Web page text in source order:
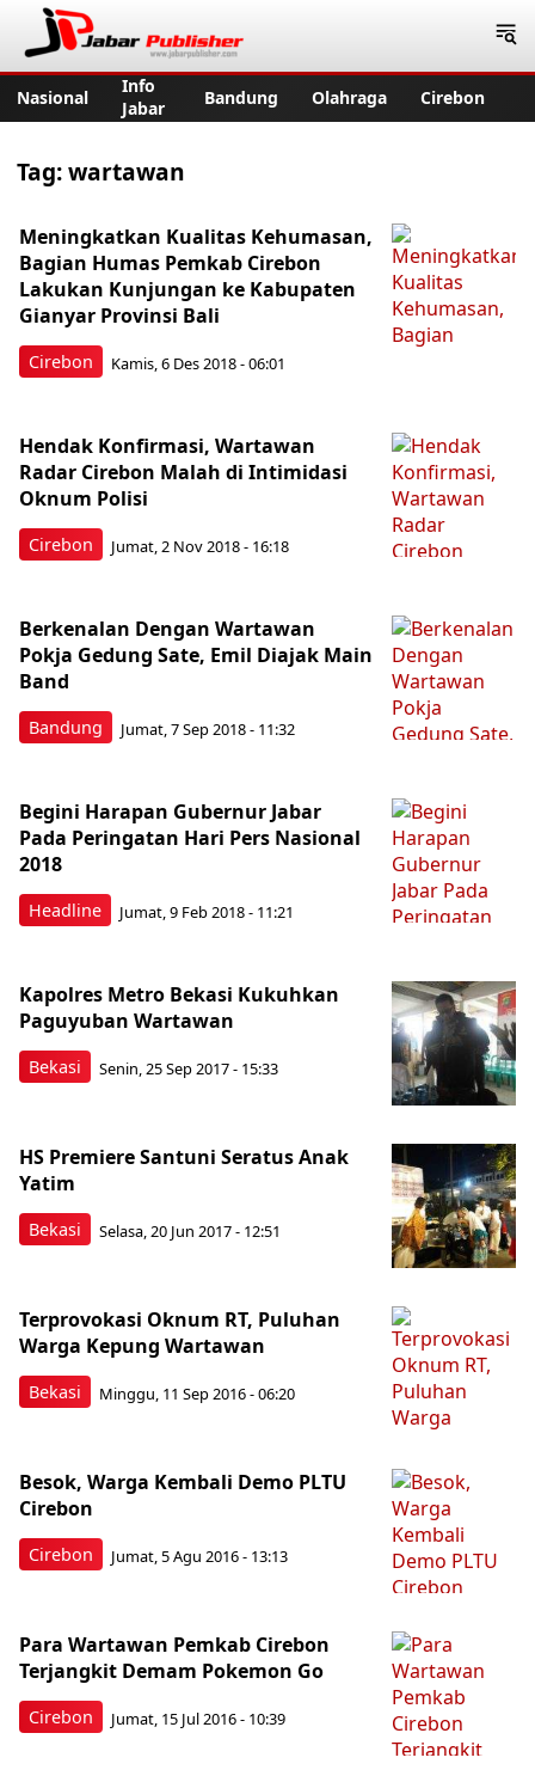
Nasional
Info
Jabar
Bandung Olahraga Cirebon
Tag:wartawan
Cirebon
Meningkatkan Kualitas Kehumasan,
Bagian Humas Pemkab Cirebon
Lakukan Kunjungan ke Kabupaten
Gianyar Provinsi Bali
Kamis, 6 Des 2018 - 06:01
Cirebon
Hendak Konfirmasi, Wartawan
Radar Cirebon Malah di Intimidasi
Oknum Polisi
Jumat, 2 Nov 2018 - 16:18
Bandung
Berkenalan Dengan Wartawan
Pokja Gedung Sate, Emil Diajak Main
Band
Jumat, 7 Sep 2018 - 11:32
Headline
Begini Harapan Gubernur Jabar
Pada Peringatan Hari Pers Nasional
2018
Jumat, 9 Feb 2018 - 11:21
Bekasi
Kapolres Metro Bekasi Kukuhkan
Paguyuban Wartawan
Senin, 25 Sep 2017 - 15:33
Bekasi
HS Premiere Santuni Seratus Anak
Yatim
Selasa, 20 Jun 2017 - 12:51
Bekasi
Terprovokasi Oknum RT, Puluhan
Warga Kepung Wartawan
Minggu, 11 Sep 2016 - 06:20
Cirebon
Besok, Warga Kembali Demo PLTU
Cirebon
Jumat, 5 Agu 2016 - 13:13
Cirebon
Para Wartawan Pemkab Cirebon
Terjangkit Demam Pokemon Go
Jumat, 15 Jul 2016 - 10:39